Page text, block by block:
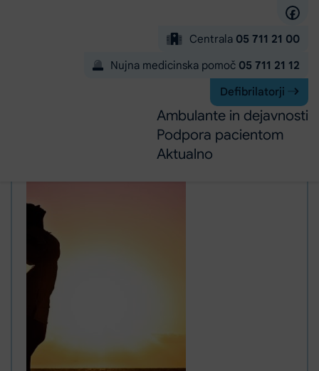
Centrala 05 711 21 00
Nujna medicinska pomoč 05 711 21 12
Defibrilatorji
Ambulante in dejavnosti
Podpora pacientom
Aktualno